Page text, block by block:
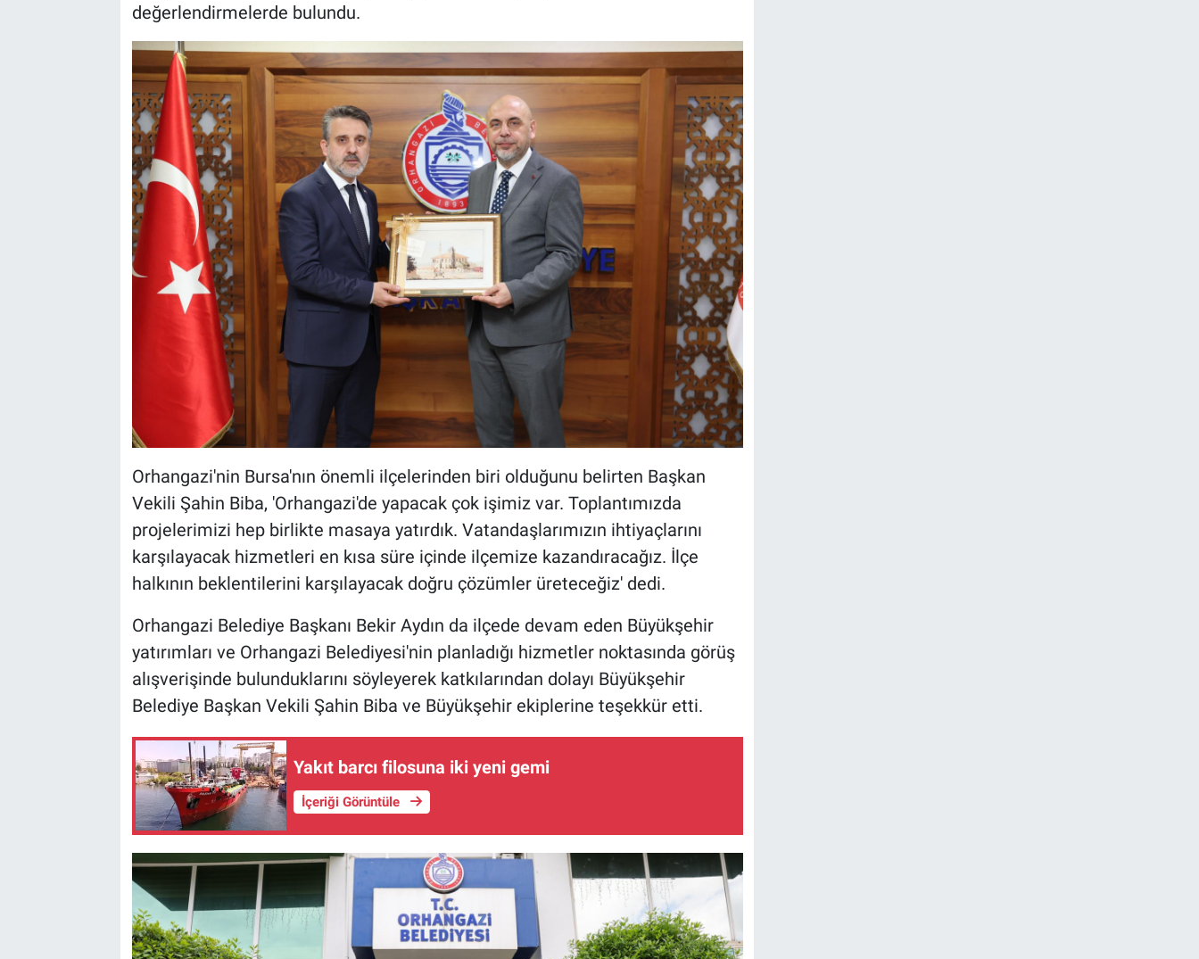
değerlendirmelerde bulundu.
Orhangazi'nin Bursa'nın önemli ilçelerinden biri olduğunu belirten Başkan
Vekili Şahin Biba, 'Orhangazi'de yapacak çok işimiz var. Toplantımızda
projelerimizi hep birlikte masaya yatırdık. Vatandaşlarımızın ihtiyaçlarını
karşılayacak hizmetleri en kısa süre içinde ilçemize kazandıracağız. İlçe
halkının beklentilerini karşılayacak doğru çözümler üreteceğiz' dedi.
Orhangazi Belediye Başkanı Bekir Aydın da ilçede devam eden Büyükşehir
yatırımları ve Orhangazi Belediyesi'nin planladığı hizmetler noktasında görüş
alışverişinde bulunduklarını söyleyerek katkılarından dolayı Büyükşehir
Belediye Başkan Vekili Şahin Biba ve Büyükşehir ekiplerine teşekkür etti.
Yakıt barcı filosuna iki yeni gemi
İçeriği Görüntüle